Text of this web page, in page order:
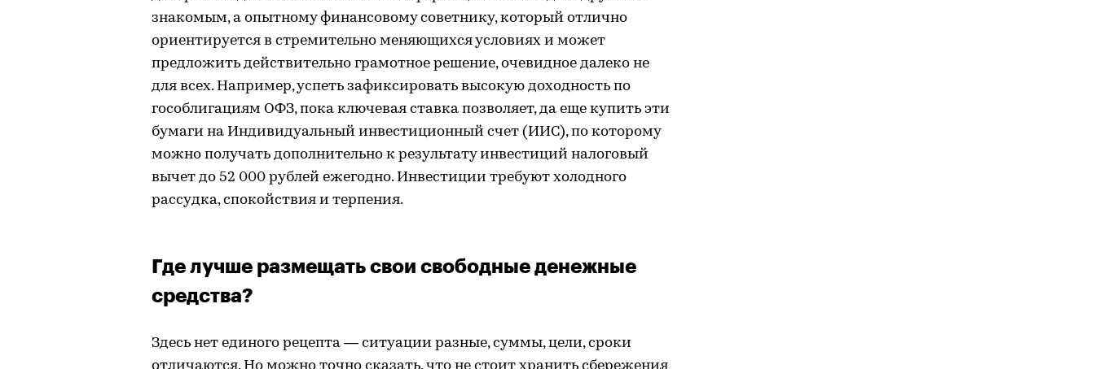
знакомым, а опытному финансовому советнику, который отлично
ориентируется в стремительно меняющихся условиях и может
предложить действительно грамотное решение, очевидное далеко не
для всех. Например, успеть зафиксировать высокую доходность по
гособлигациям ОФЗ, пока ключевая ставка позволяет, да еще купить эти
бумаги на Индивидуальный инвестиционный счет (ИИС), по которому
можно получать дополнительно к результату инвестиций налоговый
вычет до 52 000 рублей ежегодно. Инвестиции требуют холодного
рассудка, спокойствия и терпения.
Где лучше размещать свои свободные денежные
средства?
Здесь нет единого рецепта — ситуации разные, суммы, цели, сроки